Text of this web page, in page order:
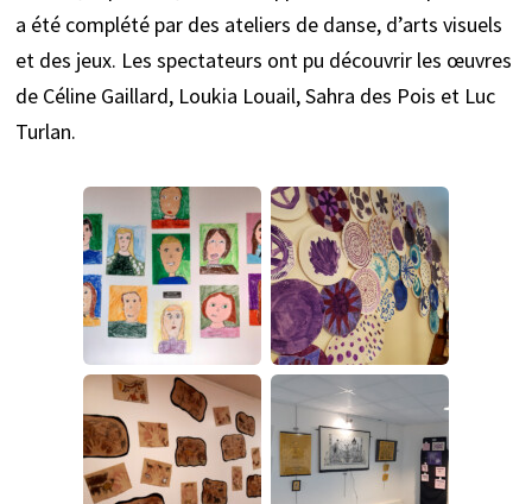
a été complété par des ateliers de danse, d’arts visuels
et des jeux. Les spectateurs ont pu découvrir les œuvres
de Céline Gaillard, Loukia Louail, Sahra des Pois et Luc
Turlan.